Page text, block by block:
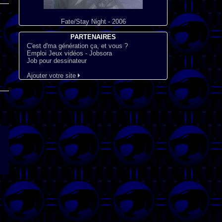
Fate/Stay Night - 2006
PARTENAIRES
C'est d'ma génération ça, et vous ?
Emploi Jeux vidéos - Jobsora
Job pour dessinateur
Ajouter votre site